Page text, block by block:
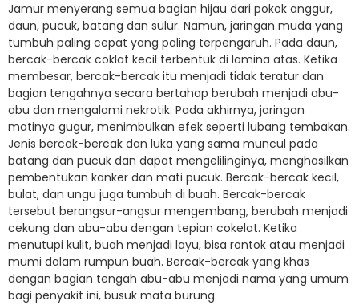
Jamur menyerang semua bagian hijau dari pokok anggur,
daun, pucuk, batang dan sulur. Namun, jaringan muda yang
tumbuh paling cepat yang paling terpengaruh. Pada daun,
bercak-bercak coklat kecil terbentuk di lamina atas. Ketika
membesar, bercak-bercak itu menjadi tidak teratur dan
bagian tengahnya secara bertahap berubah menjadi abu-
abu dan mengalami nekrotik. Pada akhirnya, jaringan
matinya gugur, menimbulkan efek seperti lubang tembakan.
Jenis bercak-bercak dan luka yang sama muncul pada
batang dan pucuk dan dapat mengelilinginya, menghasilkan
pembentukan kanker dan mati pucuk. Bercak-bercak kecil,
bulat, dan ungu juga tumbuh di buah. Bercak-bercak
tersebut berangsur-angsur mengembang, berubah menjadi
cekung dan abu-abu dengan tepian cokelat. Ketika
menutupi kulit, buah menjadi layu, bisa rontok atau menjadi
mumi dalam rumpun buah. Bercak-bercak yang khas
dengan bagian tengah abu-abu menjadi nama yang umum
bagi penyakit ini, busuk mata burung.